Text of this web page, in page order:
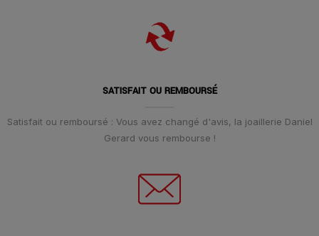
SATISFAIT OU REMBOURSÉ
Satisfait ou remboursé : Vous avez changé d'avis, la joaillerie Daniel
Gerard vous rembourse !